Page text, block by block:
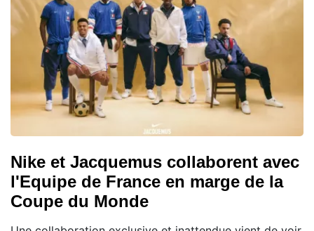
Nike et Jacquemus collaborent avec
l'Equipe de France en marge de la
Coupe du Monde